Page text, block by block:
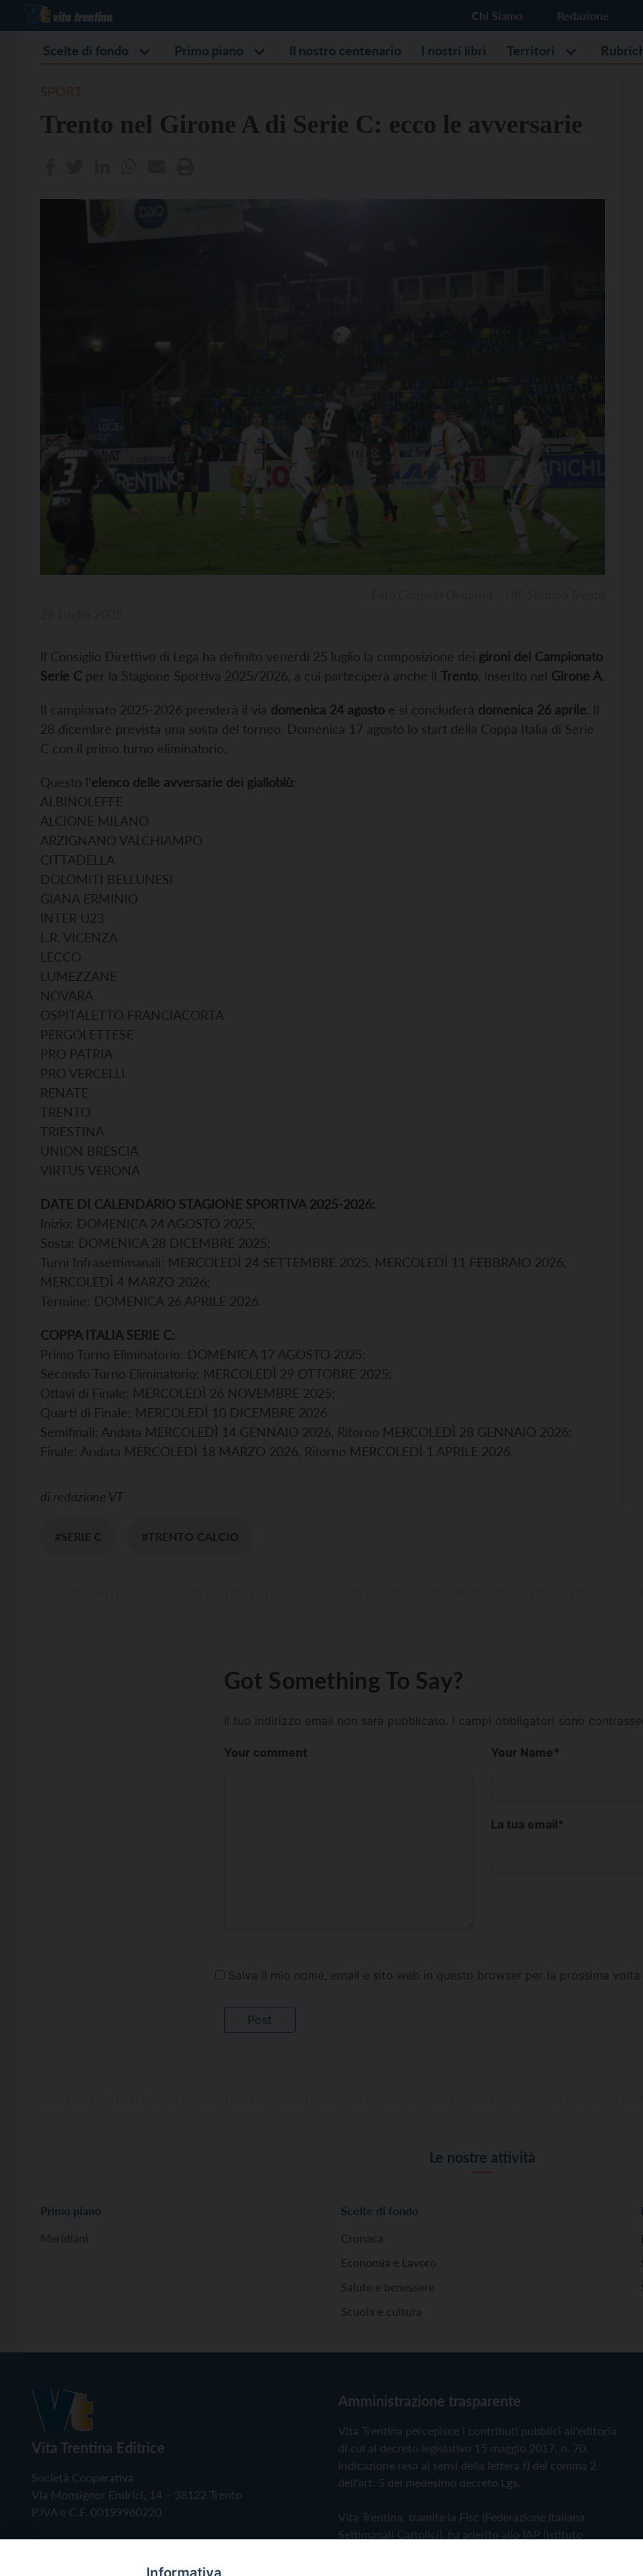
Chi Siamo Redazione
Scelte di fondo Primo piano Il nostro centenario I nostri libri Territori
Trento nel Girone A di Serie C: ecco le avversarie
Il Consiglio Direttivo di Lega ha definito venerdì 25 luglio la composizione dei gironi del Campionato
Serie C per la Stagione Sportiva 2025/2026, a cui parteciperà anche il Trento , inserito nel Girone A.
Il campionato 2025-2026 prenderà il via domenica 24 agosto e si concluderà domenica 26 aprile. Il
28 dicembre prevista una sosta del torneo. Domenica 17 agosto lo start della Coppa Italia di Serie
C con il primo turno eliminatorio.
Questo l’elenco delle avversarie dei gialloblù:
ALBINOLEFFE
ALCIONE MILANO
ARZIGNANO VALCHIAMPO
CITTADELLA
DOLOMITI BELLUNESI
GIANA ERMINIO
INTER U23
L.R. VICENZA
LECCO
LUMEZZANE
NOVARA
OSPITALETTO FRANCIACORTA
PERGOLETTESE
PRO PATRIA
PRO VERCELLI
RENATE
TRENTO
TRIESTINA
UNION BRESCIA
VIRTUS VERONA
DATE DI CALENDARIO STAGIONE SPORTIVA 2025-2026:
Inizio: DOMENICA 24 AGOSTO 2025;
Sosta: DOMENICA 28 DICEMBRE 2025;
Turni Infrasettimanali: MERCOLEDÌ 24 SETTEMBRE 2025, MERCOLEDÌ 11 FEBBRAIO 2026,
MERCOLEDÌ 4 MARZO 2026;
Termine: DOMENICA 26 APRILE 2026.
COPPA ITALIA SERIE C:
Primo Turno Eliminatorio: DOMENICA 17 AGOSTO 2025;
Secondo Turno Eliminatorio: MERCOLEDÌ 29 OTTOBRE 2025;
Ottavi di Finale: MERCOLEDÌ 26 NOVEMBRE 2025;
Quarti di Finale: MERCOLEDÌ 10 DICEMBRE 2026
Semifinali: Andata MERCOLEDÌ 14 GENNAIO 2026, Ritorno MERCOLEDÌ 28 GENNAIO 2026;
Finale: Andata MERCOLEDÌ 18 MARZO 2026, Ritorno MERCOLEDÌ 1 APRILE 2026.
di redazione VT
#SERIE C #TRENTO CALCIO
Got Something To Say?
Il tuo indirizzo email non sarà pubblicato. I campi obbligatori sono
Your comment Your Name*
La tua email*
Salva il mio nome, email e sito web in questo browser per la prossima volta
Le nostre attività
Primo piano
Meridiani
Scelte di fondo
Cronaca
Economia e Lavoro
Salute e benessere
Scuola e cultura
Vita Trentina Editrice
Società Cooperativa
Via Monsignor Endrici, 14 – 38122 Trento
P.IVA e C.F. 00199960220
Amministrazione trasparente
Vita Trentina percepisce i contributi pubblici all'editoria
di cui al decreto legislativo 15 maggio 2017, n. 70.
Indicazione resa ai sensi della lettera f) del comma 2
dell'art. 5 del medesimo decreto Lgs.
Vita Trentina, tramite la Fisc (Federazione Italiana
Settimanali Cattolici), ha aderito allo IAP (Istituto